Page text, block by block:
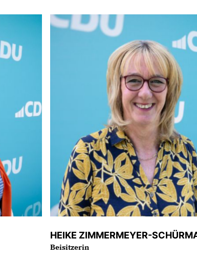
HEIKE ZIMMERMEYER-
Beisitzerin